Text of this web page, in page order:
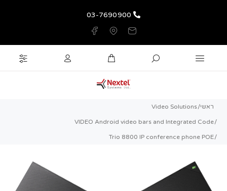
03-7690900
ראשי Video Solutions
VIDEO Android video bars and Integrated Code
Trio 8800 IP conference phone POE